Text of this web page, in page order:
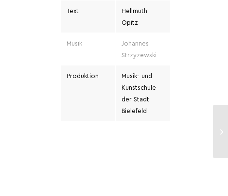
Text
Hellmuth
Opitz
Musik
Johannes
Strzyzewski
Produktion
Musik- und
Kunstschule
der Stadt
Bielefeld